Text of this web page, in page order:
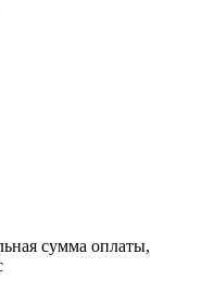
сумма оплаты,